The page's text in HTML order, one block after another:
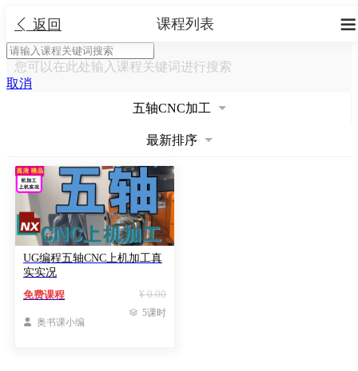
 返回 
课程列表
您可以在此处输入课程关键词进行搜索
取消
五轴CNC加工
最新排序
UG编程五轴CNC上机加工真
实实况
¥ 0.00
免费课程
 奥书课小编
 5课时